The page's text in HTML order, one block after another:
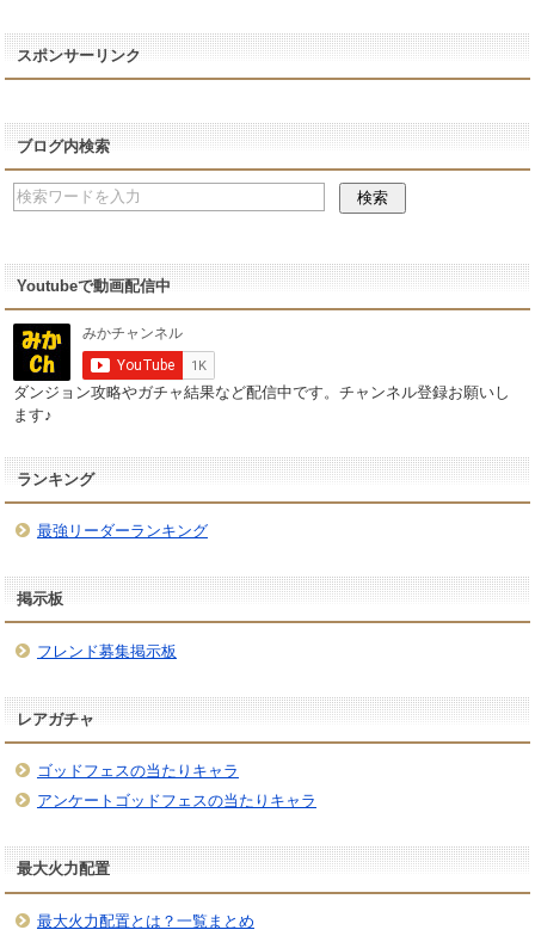
スポンサーリンク
ブログ内検索
Youtubeで動画配信中
ダンジョン攻略やガチャ結果など配信中です。チャンネル登録お願いし
ます♪
ランキング
最強リーダーランキング
掲示板
フレンド募集掲示板
レアガチャ
ゴッドフェスの当たりキャラ
アンケートゴッドフェスの当たりキャラ
最大火力配置
最大火力配置とは？一覧まとめ